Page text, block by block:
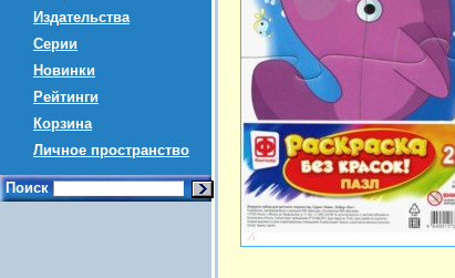
Издательства
Серии
Новинки
Рейтинги
Корзина
Личное пространство
Поиск